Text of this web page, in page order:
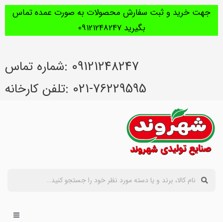
جهت خرید و ثبت سفارش محصولات به صورت عمده تماس
بگیرید 09121248247
09121248247 :شماره تماس
021-76229595 :تلفن کارخانه